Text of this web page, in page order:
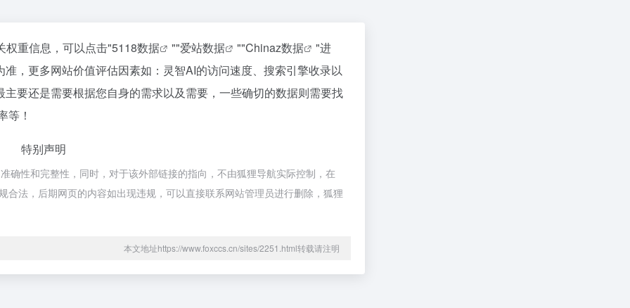
权重信息，可以点击"5118数据 ""爱站数据 ""Chinaz数据
"进
，更多网站价值评估因素如：灵智AI的访问速度、搜索引擎收录以
要还是需要根据您自身的需求以及需要，一些确切的数据则需要找
等！
特别声明
确性和完整性，同时，对于该外部链接的指向，不由狐狸导航实际控制，在
法，后期网页的内容如出现违规，可以直接联系网站管理员进行删除，狐狸
本文地址https://www.foxccs.cn/sites/2251.html转载请注明